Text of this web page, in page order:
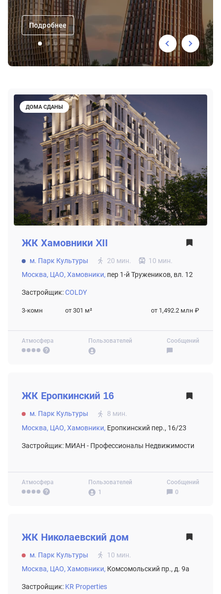
Подробнее
ДОМА СДАНЫ
Атмосфера Пользователей Сообщений
ЖК Хамовники XII
м. Парк Культуры 20 мин.
10 мин.
Москва, ЦАО, Хамовники, пер 1-й Тружеников, вл. 12
Застройщик:COLDY
3-комн от 301 м² от 1,492.2 млн ₽
Атмосфера
Пользователей
1
Сообщений
0
ЖК Еропкинский 16
м. Парк Культуры
8 мин.
Москва, ЦАО, Хамовники, Еропкинский пер., 16/23
Застройщик: МИАН - Профессионалы Недвижимости
ЖК Николаевский дом
м. Парк Культуры
10 мин.
Москва, ЦАО, Хамовники, Комсомольский пр., д. 9а
Застройщик: KR Properties